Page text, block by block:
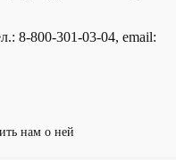
8-800-301-03-04, email:
нам о ней